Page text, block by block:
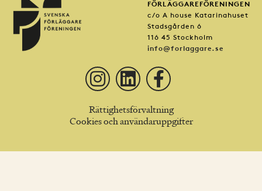
FÖRLÄGGAREFÖRENINGEN
c/o A house Katarinahuset
Stadsgården 6
116 45 Stockholm
info@forlaggare.se
Rättighetsförvaltning
Cookies och användaruppgifter